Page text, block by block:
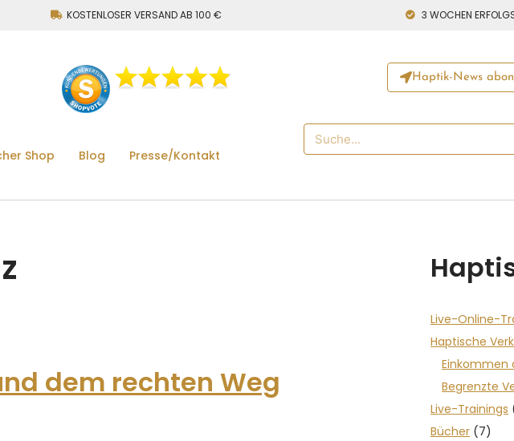
KOSTENLOSER VERSAND AB 100 € 3 WOCHEN
Haptik-News
Shop Blog Presse/Kontakt
dem rechten Weg
Live-Online-
Haptische
Einkommen
Begrenzte
Live-Trainings
Bücher (7)